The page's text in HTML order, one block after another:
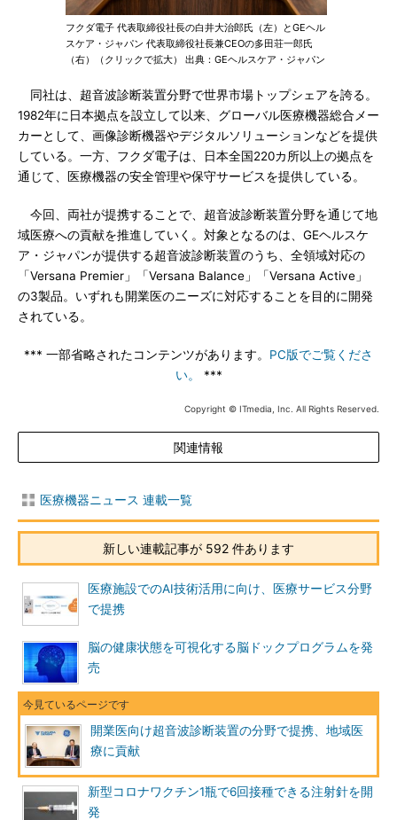
フクダ電子 代表取締役社長の白井大治郎氏（左）とGEヘル
スケア・ジャパン 代表取締役社長兼CEOの多田荘一郎氏
（右）（クリックで拡大） 出典：GEヘルスケア・ジャパン
同社は、超音波診断装置分野で世界市場トップシェアを誇る。
1982年に日本拠点を設立して以来、グローバル医療機器総合メー
カーとして、画像診断機器やデジタルソリューションなどを提供
している。一方、フクダ電子は、日本全国220カ所以上の拠点を
通じて、医療機器の安全管理や保守サービスを提供している。
今回、両社が提携することで、超音波診断装置分野を通じて地
域医療への貢献を推進していく。対象となるのは、GEヘルスケ
ア・ジャパンが提供する超音波診断装置のうち、全領域対応の
「Versana Premier」「Versana Balance」「Versana Active」
の3製品。いずれも開業医のニーズに対応することを目的に開発
されている。
*** 一部省略されたコンテンツがあります。 PC版でご覧くださ
い。
***
Copyright © ITmedia, Inc. All Rights Reserved.
関連情報
医療機器ニュース 連載一覧
新しい連載記事が 592 件あります
医療施設でのAI技術活用に向け、医療サービス分野
で提携
脳の健康状態を可視化する脳ドックプログラムを発
売
開業医向け超音波診断装置の分野で提携、地域医
療に貢献
新型コロナワクチン1瓶で6回接種できる注射針を開
発